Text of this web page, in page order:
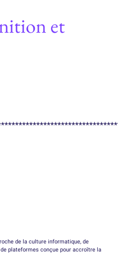
et
de la culture informatique, de
plateformes conçue pour accroître la